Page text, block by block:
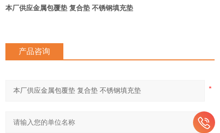
本厂供应金属包覆垫 复合垫 不锈钢填充垫
产品咨询